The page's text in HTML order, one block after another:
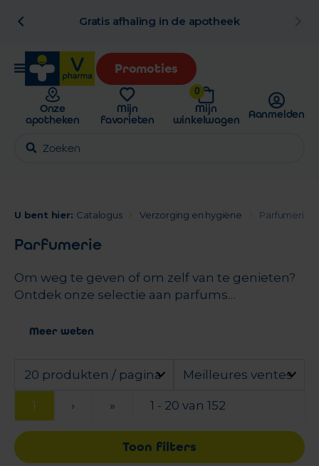
Gratis afhaling in de apotheek
Promoties
Onze
apotheken
Mijn
favorieten
0
Mijn
winkelwagen
Aanmelden
U bent hier: Catalogus Verzorging en hygiëne Parfumerie
Parfumerie
Om weg te geven of om zelf van te genieten?
Ontdek onze selectie aan parfums…
Meer weten
20 produkten / pagina Meilleures ventes
1 › » 1 - 20 van 152
Toon filters